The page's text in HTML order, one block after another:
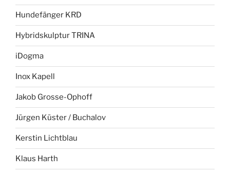
Hundefänger KRD
Hybridskulptur TRINA
iDogma
Inox Kapell
Jakob Grosse-Ophoff
Jürgen Küster / Buchalov
Kerstin Lichtblau
Klaus Harth